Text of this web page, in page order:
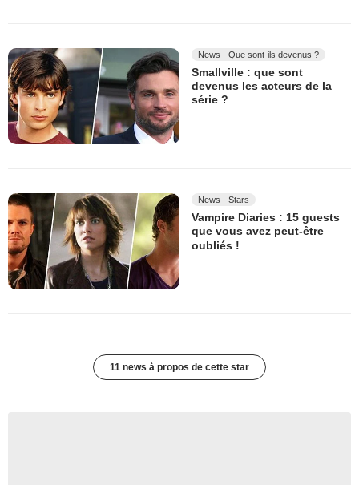
News - Que sont-ils devenus ?
Smallville : que sont
devenus les acteurs de la
série ?
News - Stars
Vampire Diaries : 15 guests
que vous avez peut-être
oubliés !
11 news à propos de cette star